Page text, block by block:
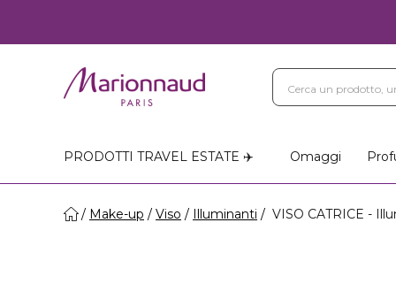
PRODOTTI TRAVEL ESTATE ✈️
Omaggi
Make-up Viso Illuminanti VISO CATRICE -